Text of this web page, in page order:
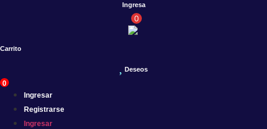
Ingresa
0
Carrito
Deseos
0
Ingresar
Registrarse
Ingresar